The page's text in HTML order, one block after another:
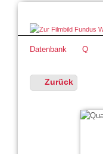
Datenbank Q
Zurück